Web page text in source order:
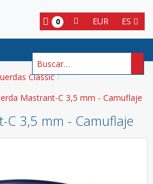
ES
EUR
0
Buscar
Classic
Mastrant-C 3,5 mm - Camuflaje
C 3,5 mm - Camuflaje